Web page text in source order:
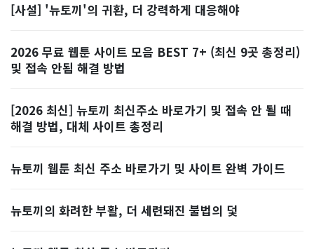
[사설] '뉴토끼'의 귀환, 더 강력하게 대응해야
2026 무료 웹툰 사이트 모음 BEST 7+ (최신 9곳 총정리)
및 접속 안됨 해결 방법
[2026 최신] 뉴토끼 최신주소 바로가기 및 접속 안 될 때
해결 방법, 대체 사이트 총정리
뉴토끼 웹툰 최신 주소 바로가기 및 사이트 완벽 가이드
뉴토끼의 화려한 부활, 더 세련돼진 불법의 덫